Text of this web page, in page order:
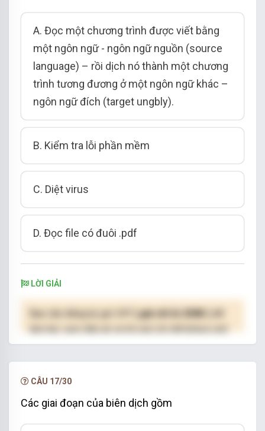
A. Đọc một chương trình được viết bằng
một ngôn ngữ - ngôn ngữ nguồn (source
language) – rồi dịch nó thành một chương
trình tương đương ở một ngôn ngữ khác –
ngôn ngữ đích (target ungbly).
B. Kiểm tra lỗi phần mềm
C. Diệt virus
D. Đọc file có đuôi .pdf
LỜI GIẢI
( giá chỉ từ 250K )
hạn.
CÂU 17/30
Các giai đoạn của biên dịch gồm